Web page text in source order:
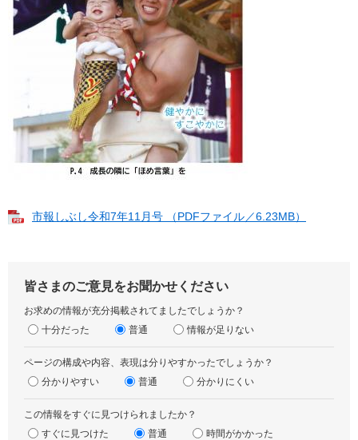
市報しぶし令和7年11月号 （PDFファイル／6.23MB）
皆さまのご意見をお聞かせください
お求めの情報が充分掲載されてましたでしょうか？
十分だった
普通 情報が足りない
ページの構成や内容、表現は分りやすかったでしょうか？
分かりやすい
普通 分かりにくい
この情報をすぐに見つけられましたか？
すぐに見つけた
普通 時間がかかった